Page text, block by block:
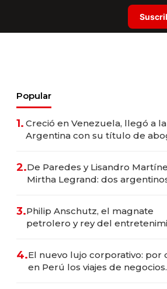
Popular
1. Creció en Venezuela, llegó a la
Argentina con su título de
marcas "fast premium"
2.De Paredes y Lisandro
Mirtha Legrand: dos
3.Philip Anschutz, el magnate
petrolero y rey del
4.El nuevo lujo corporativo: por
en Perú los viajes de negocios